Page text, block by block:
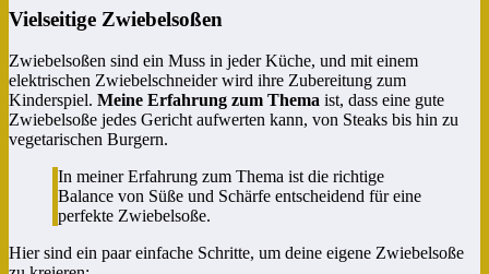
Vielseitige Zwiebelsoßen
Zwiebelsoßen sind ein Muss in jeder Küche, und mit einem
elektrischen Zwiebelschneider wird ihre Zubereitung zum
Kinderspiel. Meine Erfahrung zum Thema ist, dass eine gute
Zwiebelsoße jedes Gericht aufwerten kann, von Steaks bis hin zu
vegetarischen Burgern.
In meiner Erfahrung zum Thema ist die richtige
Balance von Süße und Schärfe entscheidend für eine
perfekte Zwiebelsoße.
Hier sind ein paar einfache Schritte, um deine eigene Zwiebelsoße